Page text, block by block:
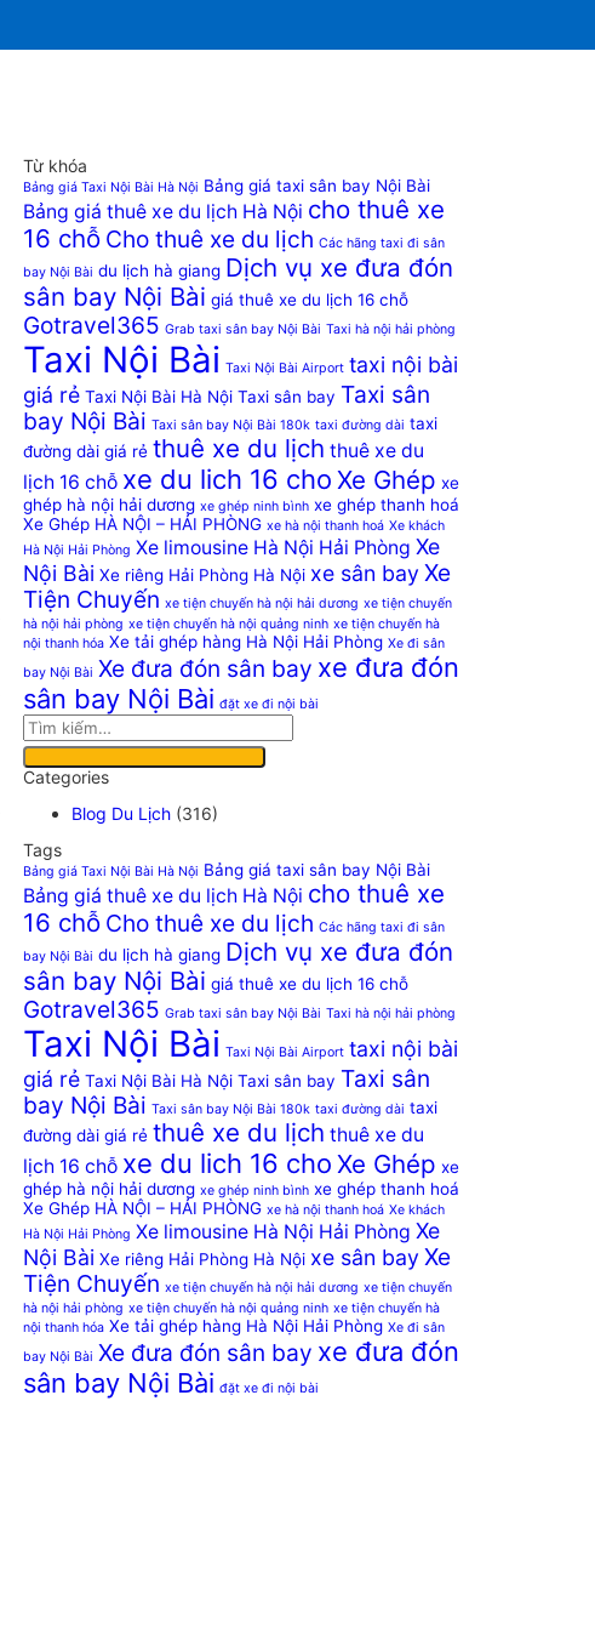
Từ khóa
Bảng giá Taxi Nội Bài Hà Nội Bảng giá taxi sân bay Nội Bài
Bảng giá thuê xe du lịch Hà Nội cho thuê xe
16 chỗ Cho thuê xe du lịch Các hãng taxi đi sân
bay Nội Bài du lịch hà giang Dịch vụ xe đưa đón
sân bay Nội Bài giá thuê xe du lịch 16 chỗ
Gotravel365 Grab taxi sân bay Nội Bài Taxi hà nội hải phòng
Taxi Nội Bài Taxi Nội Bài Airport taxi nội bài
giá rẻ Taxi Nội Bài Hà Nội Taxi sân bay Taxi sân
bay Nội Bài Taxi sân bay Nội Bài 180k taxi đường dài taxi
đường dài giá rẻ thuê xe du lịch thuê xe du
lịch 16 chỗ xe du lich 16 cho Xe Ghép xe
ghép hà nội hải dương xe ghép ninh bình xe ghép thanh hoá
Xe Ghép HÀ NỘI – HẢI PHÒNG xe hà nội thanh hoá Xe khách
Hà Nội Hải Phòng Xe limousine Hà Nội Hải Phòng Xe
Nội Bài Xe riêng Hải Phòng Hà Nội xe sân bay Xe
Tiện Chuyến xe tiện chuyến hà nội hải dương xe tiện chuyến
hà nội hải phòng xe tiện chuyến hà nội quảng ninh xe tiện chuyến hà
nội thanh hóa Xe tải ghép hàng Hà Nội Hải Phòng Xe đi sân
bay Nội Bài Xe đưa đón sân bay xe đưa đón
sân bay Nội Bài đặt xe đi nội bài
Categories
Blog Du Lịch(316)
Tags
Bảng giá Taxi Nội Bài Hà Nội Bảng giá taxi sân bay Nội Bài
Bảng giá thuê xe du lịch Hà Nội cho thuê xe
16 chỗ Cho thuê xe du lịch Các hãng taxi đi sân
bay Nội Bài du lịch hà giang Dịch vụ xe đưa đón
sân bay Nội Bài giá thuê xe du lịch 16 chỗ
Gotravel365 Grab taxi sân bay Nội Bài Taxi hà nội hải phòng
Taxi Nội Bài Taxi Nội Bài Airport taxi nội bài
giá rẻ Taxi Nội Bài Hà Nội Taxi sân bay Taxi sân
bay Nội Bài Taxi sân bay Nội Bài 180k taxi đường dài taxi
đường dài giá rẻ thuê xe du lịch thuê xe du
lịch 16 chỗ xe du lich 16 cho Xe Ghép xe
ghép hà nội hải dương xe ghép ninh bình xe ghép thanh hoá
Xe Ghép HÀ NỘI – HẢI PHÒNG xe hà nội thanh hoá Xe khách
Hà Nội Hải Phòng Xe limousine Hà Nội Hải Phòng Xe
Nội Bài Xe riêng Hải Phòng Hà Nội xe sân bay Xe
Tiện Chuyến xe tiện chuyến hà nội hải dương xe tiện chuyến
hà nội hải phòng xe tiện chuyến hà nội quảng ninh xe tiện chuyến hà
nội thanh hóa Xe tải ghép hàng Hà Nội Hải Phòng Xe đi sân
bay Nội Bài Xe đưa đón sân bay xe đưa đón
sân bay Nội Bài đặt xe đi nội bài